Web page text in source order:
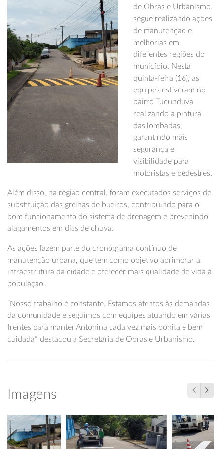
de Obras e Urbanismo,
segue realizando ações
de manutenção e
melhorias em
diferentes regiões do
município. Nesta
quinta-feira (16), as
equipes estiveram no
bairro Tucunduva
realizando a pintura
das lombadas,
garantindo mais
segurança e
visibilidade para
motoristas e pedestres.
Além disso, na região central, foram executados serviços de
substituição das grelhas de bueiros, contribuindo para o
bom funcionamento do sistema de drenagem e prevenindo
alagamentos em dias de chuva.
As ações fazem parte do cronograma contínuo de
manutenção urbana, que tem como objetivo aprimorar a
infraestrutura da cidade e oferecer mais qualidade de vida à
população.
“Nosso trabalho é constante. Estamos atentos às demandas
da comunidade e seguimos com equipes atuando em várias
frentes para manter Antonina cada vez mais bonita e bem
cuidada”, destacou a Secretaria de Obras e Urbanismo.
Imagens